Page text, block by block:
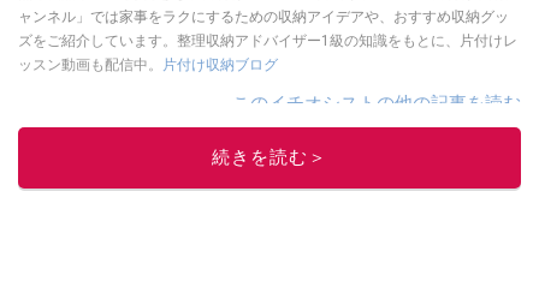
ャンネル」では家事をラクにするための収納アイデアや、おすすめ収納グッ
ズをご紹介しています。整理収納アドバイザー1級の知識をもとに、片付けレ
ッスン動画も配信中。
片付け収納ブログ
このイチオシストの他の記事を読む
続きを読む＞